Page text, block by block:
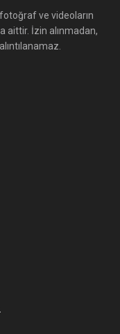
ve videoların
aittir. İzin alınmadan,